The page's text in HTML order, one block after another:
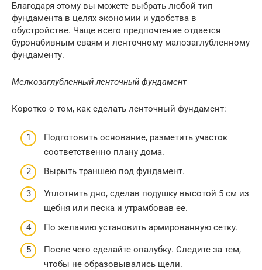
Благодаря этому вы можете выбрать любой тип
фундамента в целях экономии и удобства в
обустройстве. Чаще всего предпочтение отдается
буронабивным сваям и ленточному малозаглубленному
фундаменту.
Мелкозаглубленный ленточный фундамент
Коротко о том, как сделать ленточный фундамент:
Подготовить основание, разметить участок
соответственно плану дома.
Вырыть траншею под фундамент.
Уплотнить дно, сделав подушку высотой 5 см из
щебня или песка и утрамбовав ее.
По желанию установить армированную сетку.
После чего сделайте опалубку. Следите за тем,
чтобы не образовывались щели.